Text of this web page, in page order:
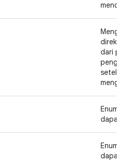
dari
dapat
dapat